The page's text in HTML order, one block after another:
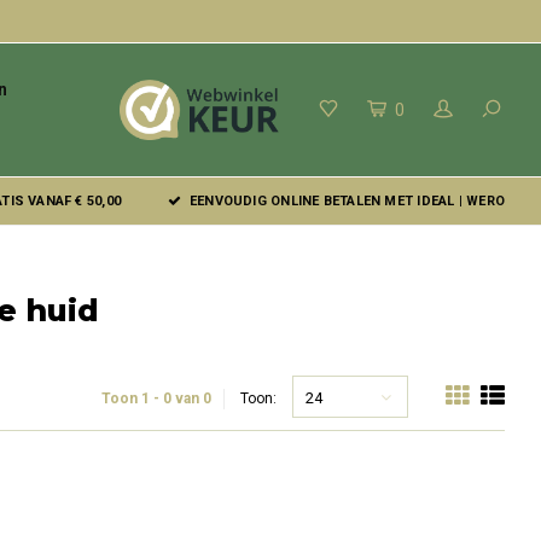
0
VANAF € 50,00 EENVOUDIG ONLINE BETALEN MET IDEAL | WERO
huid
Toon 1 - 0 van 0 Toon: 24